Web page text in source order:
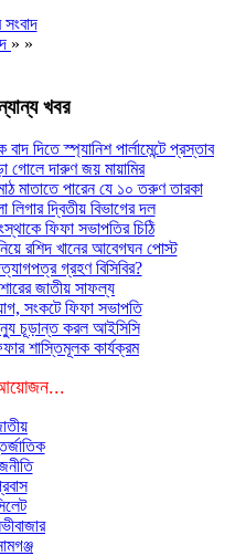
» »
খবর
দিতে স্প্যানিশ পার্লামেন্টে প্রস্তাব
গোলে দারুণ জয় মায়ামির
মাতাতে পারেন যে ১০ তরুণ তারকা
দ্বিতীয় বিভাগের দল
ফিফা সভাপতির চিঠি
রশিদ খানের আবেগঘন পোস্ট
গ্রহণ বিসিবির?
জাতীয় সাফল্য
সংকটে ফিফা সভাপতি
চূড়ান্ত করল আইসিসি
শাস্তিমূলক কার্যক্রম